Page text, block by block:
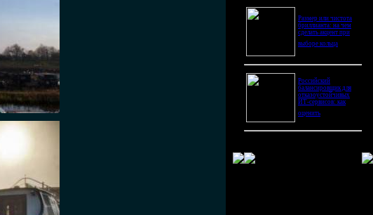
Размер или чистота
бриллианта: на чем
сделать акцент при
выборе кольца
Российский
балансировщик для
отказоустойчивых
ИТ-сервисов: как
оценить